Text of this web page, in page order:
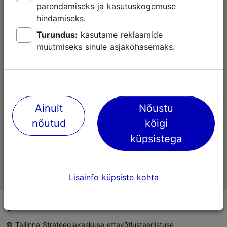
Kasutajatingimused
Võta meiega ühendust
TripAdvisori® hinnangud ja arvustused
© Tallinna Strateegiakeskuse ettevõtlusteenistuse
parendamiseks ja kasutuskogemuse
hindamiseks.
Turundus:
muutmiseks sinule asjakohasemaks.
Ainult
nõutud
Nõustu
kõigi
küpsistega
Lisainfo küpsiste kohta